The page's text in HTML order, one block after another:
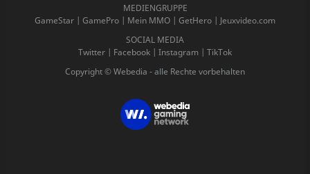
MEDIENGRUPPE
GameStar | GamePro | Mein MMO | GetHero | Jeuxvideo.com
SOCIAL MEDIA
Twitter | Facebook | Instagram | TikTok
Copyright © Webedia - alle Rechte vorbehalten